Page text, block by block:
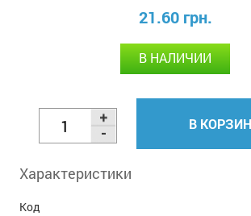
21.60 грн.
В НАЛИЧИИ
В
Характеристики
Код